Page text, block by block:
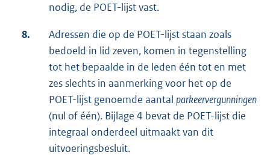
nodig, de POET-lijst vast.
8.
Adressen die op de POET-lijst staan zoals
bedoeld in lid zeven, komen in tegenstelling
tot het bepaalde in de leden één tot en met
zes slechts in aanmerking voor het op de
POET-lijst genoemde aantal parkeervergunningen
(nul of één). Bijlage 4 bevat de POET-lijst die
integraal onderdeel uitmaakt van dit
uitvoeringsbesluit.